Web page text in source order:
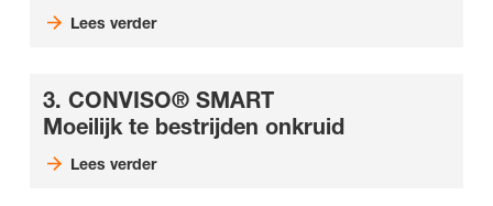
Lees verder
3. CONVISO® SMART
Moeilijk te bestrijden onkruid
Lees verder